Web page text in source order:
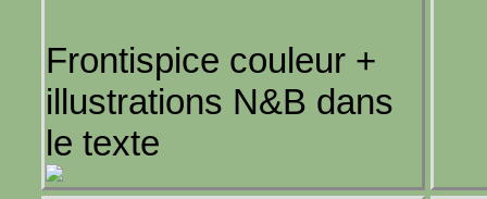
Frontispice couleur +
illustrations N&B dans
le texte